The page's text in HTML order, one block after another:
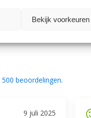
Bekijk voorkeuren
500 beoordelingen.
9 juli 2025